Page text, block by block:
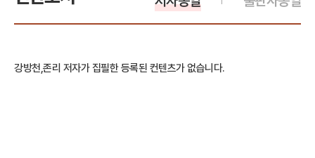
강방천,존리 저자가 집필한 등록된 컨텐츠가 없습니다.